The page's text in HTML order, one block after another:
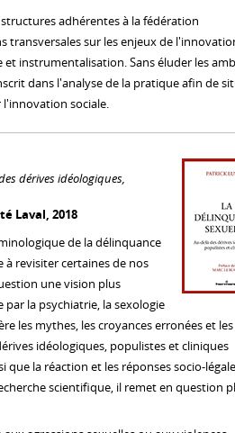
adhérentes à la fédération
transversales sur les enjeux de
instrumentalisation. Sans éluder les
dans l'analyse de la pratique afin de
sociale.
dérives idéologiques,
Laval, 2018
de la délinquance
revisiter certaines de nos
une vision plus
la psychiatrie, la sexologie
les mythes, les croyances erronées et les
idéologiques, populistes et cliniques
la réaction et les réponses socio-
scientifique, il remet en question